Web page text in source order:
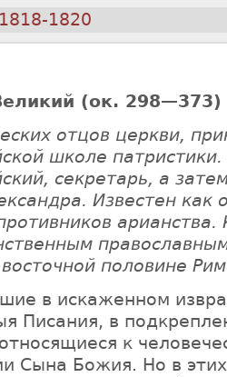
(ок. 298—373)
отцов церкви,
школе
секретарь, а
Известен как
арианства.
половине
в искаженном
Писания, в
к
Сына Божия. Но в